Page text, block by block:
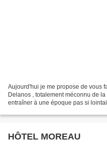
Aujourd'hui je me propose de vous
Delanos , totalement méconnu de
entraîner à une époque pas si
HÔTEL MOREAU